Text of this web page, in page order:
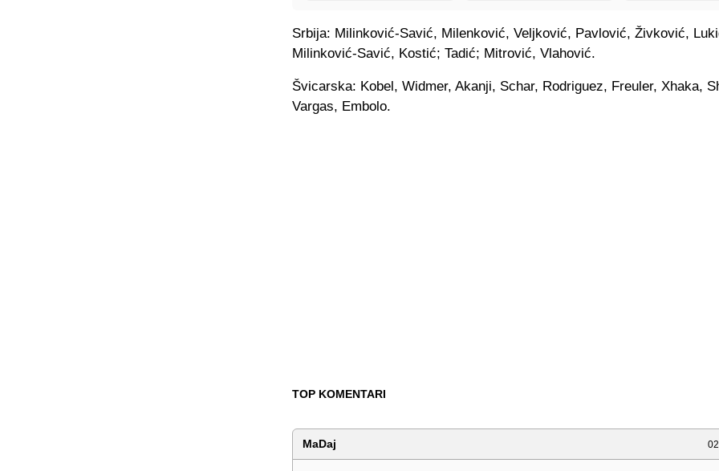
Srbija: Milinković-Savić, Milenković, Veljković, Pavlović, Živković,
Milinković-Savić, Kostić; Tadić; Mitrović, Vlahović.
Švicarska: Kobel, Widmer, Akanji, Schar, Rodriguez, Freuler, Xhaka,
Vargas, Embolo.
TOP KOMENTARI
MaDaj